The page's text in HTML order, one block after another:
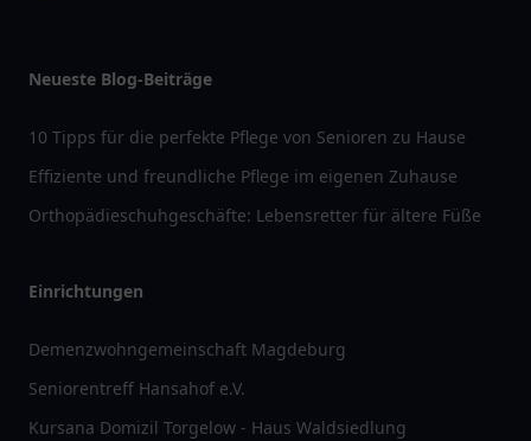
Neueste Blog-Beiträge
10 Tipps für die perfekte Pflege von Senioren zu Hause
Effiziente und freundliche Pflege im eigenen Zuhause
Orthopädieschuhgeschäfte: Lebensretter für ältere Füße
Einrichtungen
Demenzwohngemeinschaft Magdeburg
Seniorentreff Hansahof e.V.
Kursana Domizil Torgelow - Haus Waldsiedlung